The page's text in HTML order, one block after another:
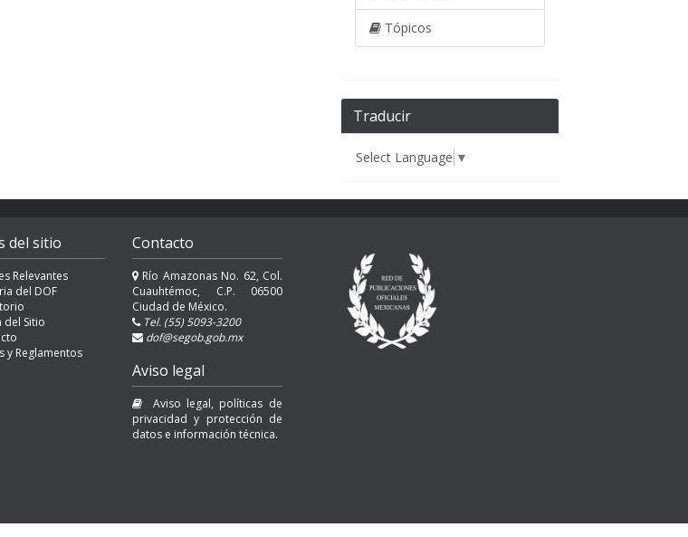
Tópicos
Traducir
Select Language ▼
del sitio
Relevantes
del DOF
del Sitio
y Reglamentos
Contacto
Río Amazonas No. 62, Col.
Cuauhtémoc, C.P. 06500
Ciudad de México.
Tel. (55) 5093-3200
dof@segob.gob.mx
Aviso legal
Aviso legal, políticas de
privacidad y protección de
datos e información técnica.